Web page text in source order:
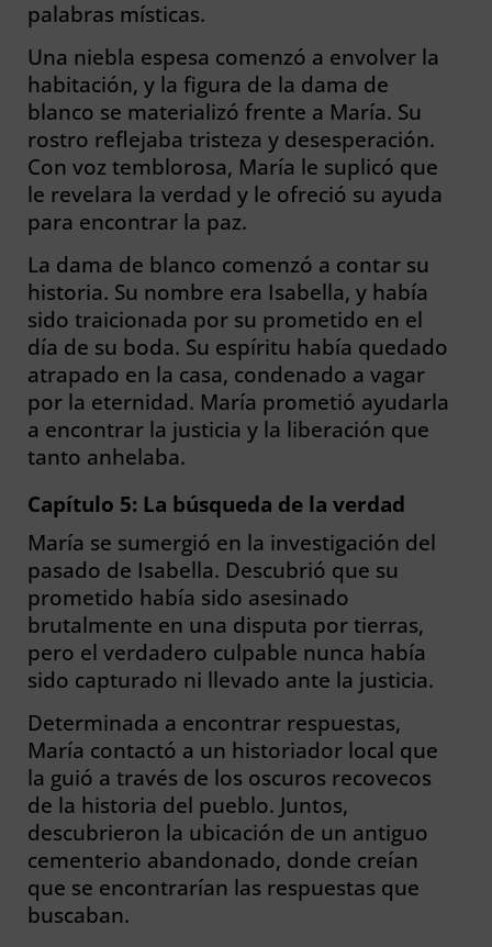
palabras místicas.
Una niebla espesa comenzó a envolver la
habitación, y la figura de la dama de
blanco se materializó frente a María. Su
rostro reflejaba tristeza y desesperación.
Con voz temblorosa, María le suplicó que
le revelara la verdad y le ofreció su ayuda
para encontrar la paz.
La dama de blanco comenzó a contar su
historia. Su nombre era Isabella, y había
sido traicionada por su prometido en el
día de su boda. Su espíritu había quedado
atrapado en la casa, condenado a vagar
por la eternidad. María prometió ayudarla
a encontrar la justicia y la liberación que
tanto anhelaba.
Capítulo 5: La búsqueda de la verdad
María se sumergió en la investigación del
pasado de Isabella. Descubrió que su
prometido había sido asesinado
brutalmente en una disputa por tierras,
pero el verdadero culpable nunca había
sido capturado ni llevado ante la justicia.
Determinada a encontrar respuestas,
María contactó a un historiador local que
la guió a través de los oscuros recovecos
de la historia del pueblo. Juntos,
descubrieron la ubicación de un antiguo
cementerio abandonado, donde creían
que se encontrarían las respuestas que
buscaban.